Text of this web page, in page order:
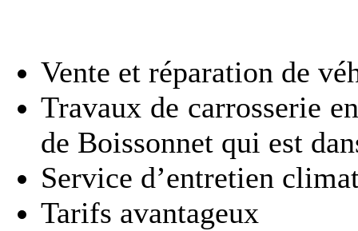
Vente et réparation de
Travaux de carrosserie
de Boissonnet qui est
Service d’entretien
Tarifs avantageux